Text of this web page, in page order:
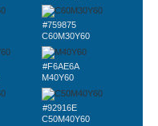
#759875
C60M30Y60
#F6AE6A
M40Y60
#92916E
C50M40Y60